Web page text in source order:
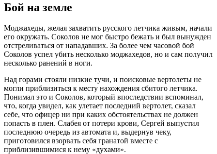
Бой на земле
Моджахеды, желая захватить русского летчика живым, начали
его окружать. Соколов не мог быстро бежать и был вынужден
отстреливаться от нападавших. За более чем часовой бой
Соколов успел убить несколько моджахедов, но и сам получил
несколько ранений в ноги.
Над горами стояли низкие тучи, и поисковые вертолеты не
могли приблизиться к месту нахождения сбитого летчика.
Понимал это и Соколов, который впоследствии вспоминал,
что, когда увидел, как улетает последний вертолет, сказал
себе, что офицер ни при каких обстоятельствах не должен
попасть в плен. Слабея от потери крови, Сергей выпустил
последнюю очередь из автомата и, выдернув чеку,
приготовился взорвать себя гранатой вместе с
приблизившимися к нему «духами».